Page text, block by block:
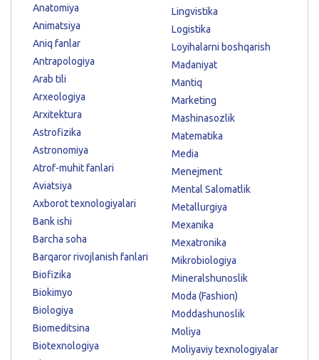
Anatomiya
Animatsiya
Aniq fanlar
Antrapologiya
Arab tili
Arxeologiya
Arxitektura
Astrofizika
Astronomiya
Atrof-muhit fanlari
Aviatsiya
Axborot texnologiyalari
Bank ishi
Barcha soha
Barqaror rivojlanish fanlari
Biofizika
Biokimyo
Biologiya
Biomeditsina
Biotexnologiya
Lingvistika
Logistika
Loyihalarni boshqarish
Madaniyat
Mantiq
Marketing
Mashinasozlik
Matematika
Media
Menejment
Mental Salomatlik
Metallurgiya
Mexanika
Mexatronika
Mikrobiologiya
Mineralshunoslik
Moda (Fashion)
Moddashunoslik
Moliya
Moliyaviy texnologiyalar